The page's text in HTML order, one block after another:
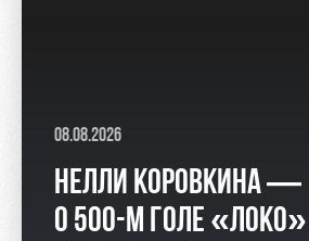
08.08.2026
НЕЛЛИ КОРОВКИНА —
О 500-М ГОЛЕ «ЛОКО»